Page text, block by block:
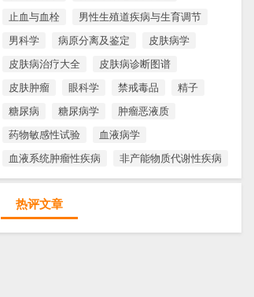
止血与血栓
男性生殖道疾病与生育调节
男科学
病原分离及鉴定
皮肤病学
皮肤病治疗大全
皮肤病诊断图谱
皮肤肿瘤
眼科学 禁戒毒品
精子
糖尿病
糖尿病学
肿瘤恶液质
药物敏感性试验
血液病学
血液系统肿瘤性疾病
非产能物质代谢性疾病
热评文章